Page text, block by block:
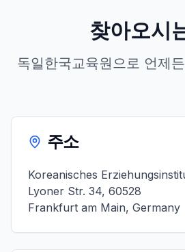
찾아오시
독일한국교육원으로 언제
주소
Koreanisches
Lyoner Str. 34, 60528
Frankfurt am Main, Germany